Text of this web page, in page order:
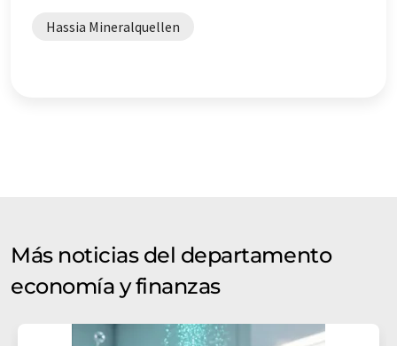
Hassia Mineralquellen
Más noticias del departamento
economía y finanzas